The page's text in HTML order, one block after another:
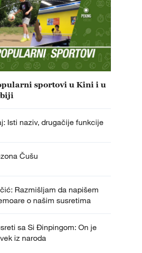
sportovi u Kini i u
Isti naziv, drugačije funkcije
Čušu
Razmišljam da napišem
o našim susretima
sa Si Đinpingom: On je
iz naroda